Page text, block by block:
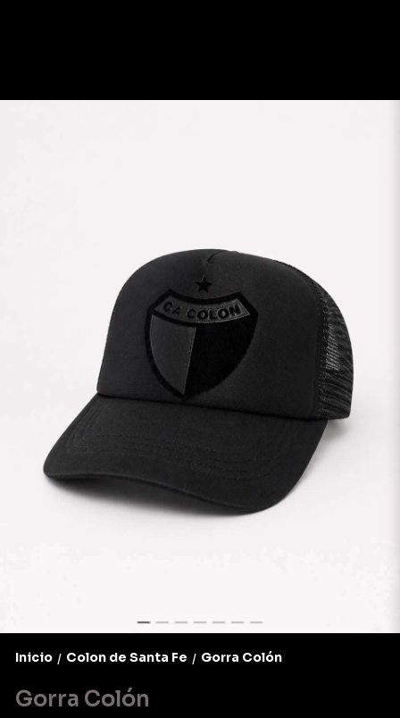
Inicio / Colon de Santa Fe / Gorra Colón
Gorra Colón